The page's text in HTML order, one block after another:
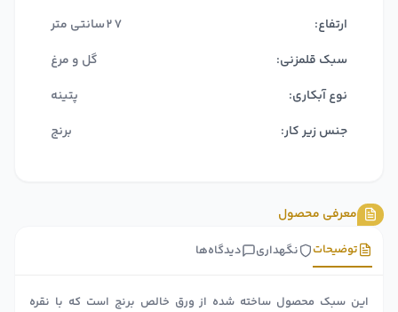
ارتفاع:
27سانتی متر
سبک قلمزنی:
گل و مرغ
نوع آبکاری:
پتینه
جنس زیر کار:
برنج
معرفی محصول
دیدگاه‌ها نگهداری توضیحات
این سبک محصول ساخته شده از ورق خالص برنج است که با نقره